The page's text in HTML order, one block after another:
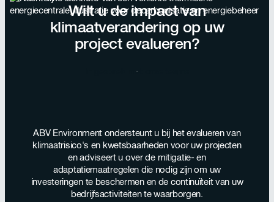
Wilt u de impact van
klimaatverandering op uw
project evalueren?
In gesprek met onze teams
ABV Environment ondersteunt u bij het evalueren van
klimaatrisico's en kwetsbaarheden voor uw projecten
en adviseert u over de mitigatie- en
adaptatiemaatregelen die nodig zijn om uw
investeringen te beschermen en de continuïteit van uw
bedrijfsactiviteiten te waarborgen.